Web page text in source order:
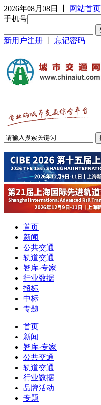
2026年08月08日 网站首页
手机号
新用户注册 忘记密码
首页
新闻
公共交通
轨道交通
智库·专家
行业数据
招标
中标
专题
首页
新闻
智库·专家
公共交通
轨道交通
行业数据
品牌活动
专题